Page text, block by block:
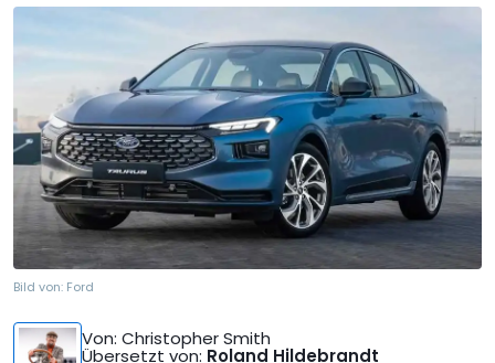
Bild von: Ford
Von: Christopher Smith
Übersetzt von: Roland Hildebrandt